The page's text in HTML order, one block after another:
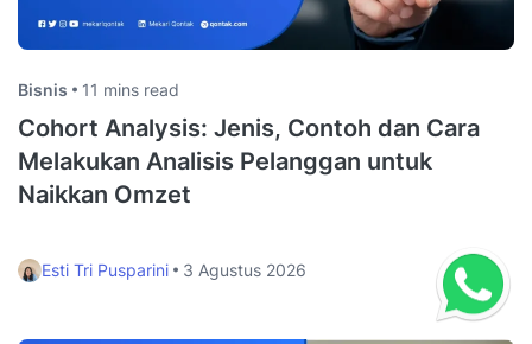
Bisnis 11 mins read
Cohort Analysis: Jenis, Contoh dan Cara
Melakukan Analisis Pelanggan untuk
Naikkan Omzet
Esti Tri Pusparini 3 Agustus 2026